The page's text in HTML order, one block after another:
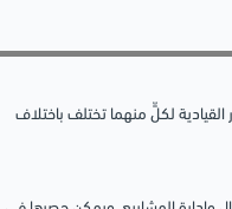
القيادية لكلٍّ منهما تختلف باختلاف